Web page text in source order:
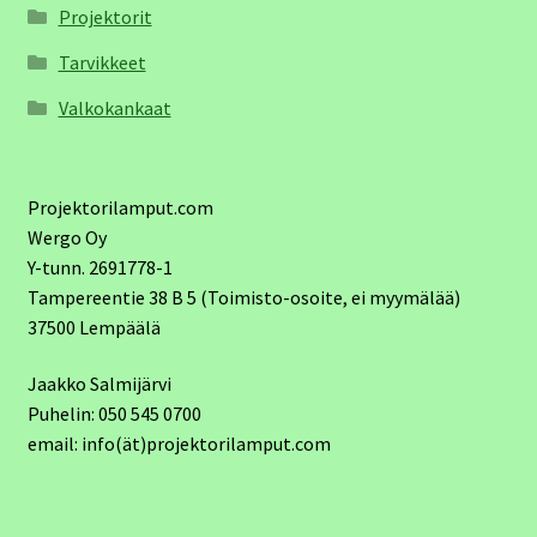
Projektorit
Tarvikkeet
Valkokankaat
Projektorilamput.com
Wergo Oy
Y-tunn. 2691778-1
Tampereentie 38 B 5 (Toimisto-osoite, ei myymälää)
37500 Lempäälä
Jaakko Salmijärvi
Puhelin: 050 545 0700
email: info(ät)projektorilamput.com